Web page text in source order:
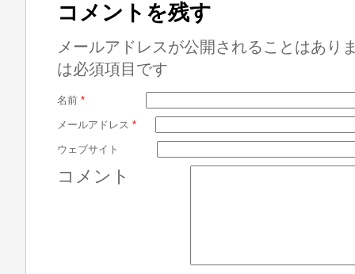
コメントを残す
メールアドレスが公開されることはあり
は必須項目です
名前 *
メールアドレス *
ウェブサイト
コメント